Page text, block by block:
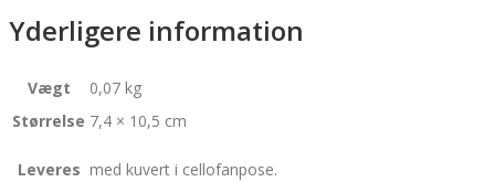
antal
Yderligere information
Vægt
0,07 kg
Størrelse 7,4 × 10,5 cm
Leveres med kuvert i cellofanpose.